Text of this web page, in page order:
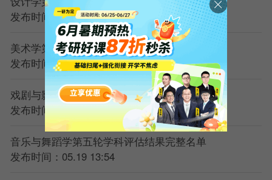
发布时间：05.19 13:57
美术学第五轮学科评估结果完整名单
发布时间：05.19 13:56
戏剧与影视学第五轮学科评估结果完整名单
发布时间：05.19 13:55
音乐与舞蹈学第五轮学科评估结果完整名单
发布时间：05.19 13:54